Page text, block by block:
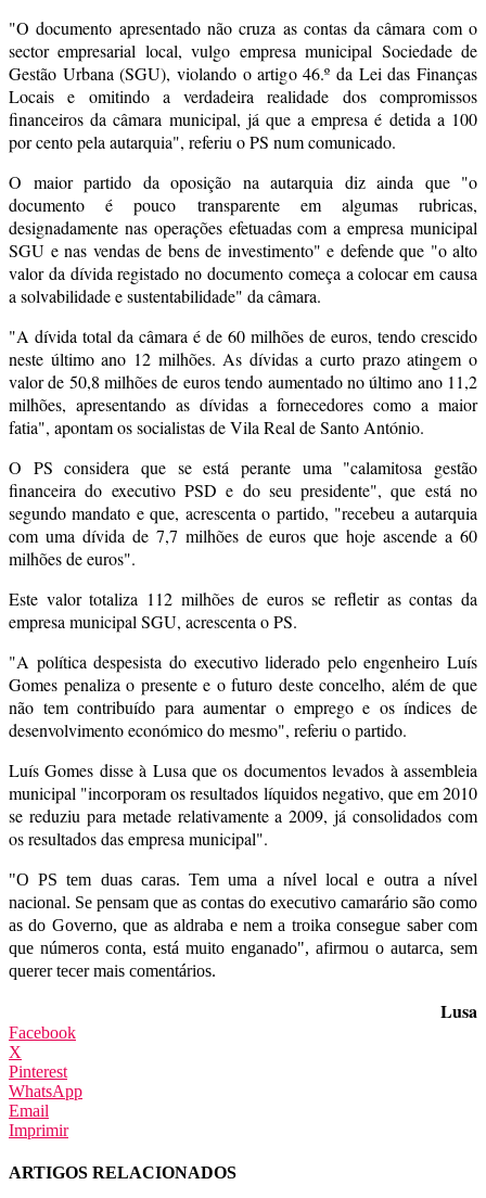
"O documento apresentado não cruza as contas da câmara com o
sector empresarial local, vulgo empresa municipal Sociedade de
Gestão Urbana (SGU), violando o artigo 46.º da Lei das Finanças
Locais e omitindo a verdadeira realidade dos compromissos
financeiros da câmara municipal, já que a empresa é detida a 100
por cento pela autarquia", referiu o PS num comunicado.
O maior partido da oposição na autarquia diz ainda que "o
documento é pouco transparente em algumas rubricas,
designadamente nas operações efetuadas com a empresa municipal
SGU e nas vendas de bens de investimento" e defende que "o alto
valor da dívida registado no documento começa a colocar em causa
a solvabilidade e sustentabilidade" da câmara.
"A dívida total da câmara é de 60 milhões de euros, tendo crescido
neste último ano 12 milhões. As dívidas a curto prazo atingem o
valor de 50,8 milhões de euros tendo aumentado no último ano 11,2
milhões, apresentando as dívidas a fornecedores como a maior
fatia", apontam os socialistas de Vila Real de Santo António.
O PS considera que se está perante uma "calamitosa gestão
financeira do executivo PSD e do seu presidente", que está no
segundo mandato e que, acrescenta o partido, "recebeu a autarquia
com uma dívida de 7,7 milhões de euros que hoje ascende a 60
milhões de euros".
Este valor totaliza 112 milhões de euros se refletir as contas da
empresa municipal SGU, acrescenta o PS.
"A política despesista do executivo liderado pelo engenheiro Luís
Gomes penaliza o presente e o futuro deste concelho, além de que
não tem contribuído para aumentar o emprego e os índices de
desenvolvimento económico do mesmo", referiu o partido.
Luís Gomes disse à Lusa que os documentos levados à assembleia
municipal "incorporam os resultados líquidos negativo, que em 2010
se reduziu para metade relativamente a 2009, já consolidados com
os resultados das empresa municipal".
"O PS tem duas caras. Tem uma a nível local e outra a nível
nacional. Se pensam que as contas do executivo camarário são como
as do Governo, que as aldraba e nem a troika consegue saber com
que números conta, está muito enganado", afirmou o autarca, sem
querer tecer mais comentários.
Lusa
Facebook
X
Pinterest
WhatsApp
Email
Imprimir
ARTIGOS RELACIONADOS